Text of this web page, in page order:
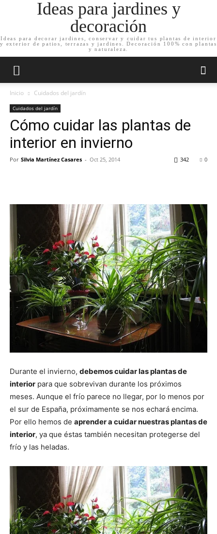
Ideas para jardines y
decoración
Ideas para decorar jardines, conservar y cuidar tus plantas de interior
y exterior de patios, terrazas y jardines. Decoración 100% con plantas
y naturaleza.
Inicio Cuidados del jardín
Cuidados del jardín
Cómo cuidar las plantas de
interior en invierno
Por Silvia Martínez Casares - Oct 25, 2014 0
342
Durante el invierno, debemos cuidar las plantas de
interior para que sobrevivan durante los próximos
meses. Aunque el frío parece no llegar, por lo menos por
el sur de España, próximamente se nos echará encima.
Por ello hemos de aprender a cuidar nuestras plantas de
interior, ya que éstas también necesitan protegerse del
frío y las heladas.